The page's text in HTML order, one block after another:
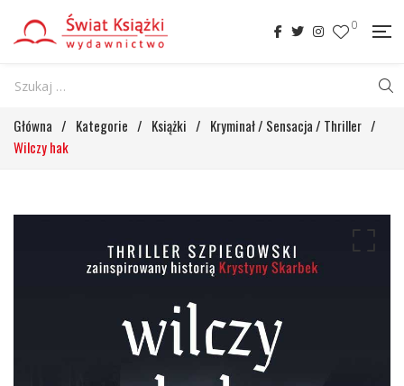
0
Główna / Kategorie / Książki / Kryminał / Sensacja / Thriller /
Wilczy hak